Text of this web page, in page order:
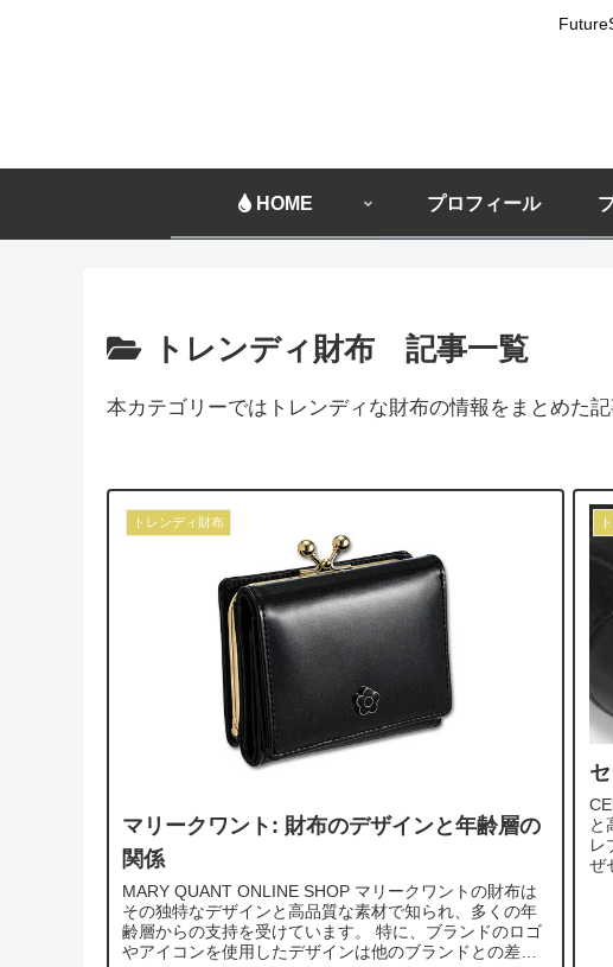
HOME プロフィール
トレンディ財布 記事一覧
本カテゴリーではトレンディな財布の情報をまとめた記
トレンディ財布
マリークワント: 財布のデザインと年齢層の
関係
MARY QUANT ONLINE SHOP マリークワントの財布は
その独特なデザインと高品質な素材で知られ、多くの年
齢層からの支持を受けています。 特に、ブランドのロゴ
やアイコンを使用したデザインは他のブランドとの差別
と
レ
ぜ